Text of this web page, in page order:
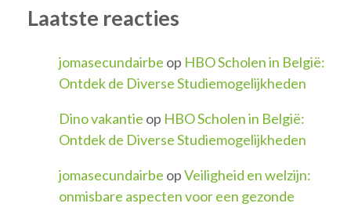
Laatste reacties
jomasecundairbe op HBO Scholen in België:
Ontdek de Diverse Studiemogelijkheden
Dino vakantie op HBO Scholen in België:
Ontdek de Diverse Studiemogelijkheden
jomasecundairbe opVeiligheid en welzijn:
onmisbare aspecten voor een gezonde